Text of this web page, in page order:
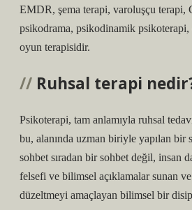
EMDR, şema terapi, varoluşçu terapi,
psikodrama, psikodinamik
oyun terapisidir.
Ruhsal terapi
Psikoterapi, tam anlamıyla ruhsal
bu, alanında uzman biriyle yapılan bir
sohbet sıradan bir sohbet değil, insan
felsefi ve bilimsel açıklamalar sunan
düzeltmeyi amaçlayan bilimsel bir